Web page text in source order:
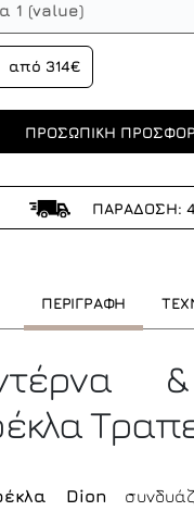
1 (value)
από 314€
ΠΡΟΣΩΠΙΚΗ
ΠΑΡΑΔΟΣΗ:
ΠΕΡΙΓΡΑΦΗ
Dion